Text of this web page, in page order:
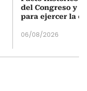
del Congreso y
para ejercer la
06/08/2026